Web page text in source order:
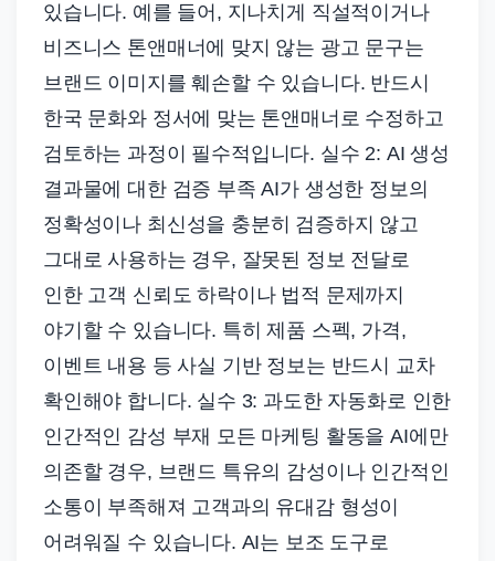
있습니다. 예를 들어, 지나치게 직설적이거나
비즈니스 톤앤매너에 맞지 않는 광고 문구는
브랜드 이미지를 훼손할 수 있습니다. 반드시
한국 문화와 정서에 맞는 톤앤매너로 수정하고
검토하는 과정이 필수적입니다. 실수 2: AI 생성
결과물에 대한 검증 부족 AI가 생성한 정보의
정확성이나 최신성을 충분히 검증하지 않고
그대로 사용하는 경우, 잘못된 정보 전달로
인한 고객 신뢰도 하락이나 법적 문제까지
야기할 수 있습니다. 특히 제품 스펙, 가격,
이벤트 내용 등 사실 기반 정보는 반드시 교차
확인해야 합니다. 실수 3: 과도한 자동화로 인한
인간적인 감성 부재 모든 마케팅 활동을 AI에만
의존할 경우, 브랜드 특유의 감성이나 인간적인
소통이 부족해져 고객과의 유대감 형성이
어려워질 수 있습니다. AI는 보조 도구로